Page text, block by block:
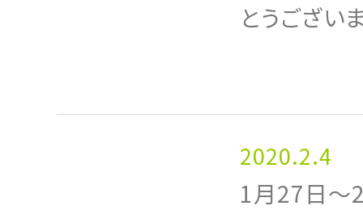
とうござい
2020.2.4
1月27日〜